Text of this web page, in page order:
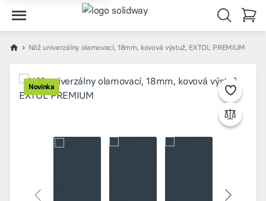
Nôž univerzálny olamovací, 18mm, kovová výstuž, EXTOL PREMIUM
Novinka